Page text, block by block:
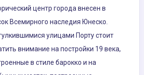
центр города внесен в
Всемирного наследия Юнеско.
улицами Порту стоит
внимание на постройки 19 века,
в стиле барокко и на